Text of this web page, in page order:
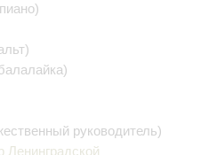
руководитель)
Ленинградской